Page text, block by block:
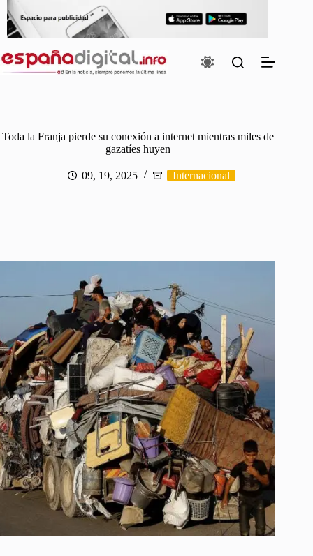
contenido
Toda la Franja pierde su conexión a internet mientras miles de
gazatíes huyen
09, 19, 2025 Internacional